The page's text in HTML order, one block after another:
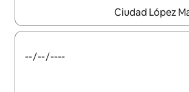
ولأسفل أو استكشف عن طريق اللمس أو السحب.